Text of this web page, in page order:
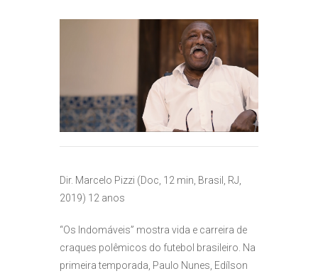
Dir. Marcelo Pizzi (Doc, 12 min, Brasil, RJ,
2019) 12 anos
“Os Indomáveis” mostra vida e carreira de
craques polêmicos do futebol brasileiro. Na
primeira temporada, Paulo Nunes, Edílson